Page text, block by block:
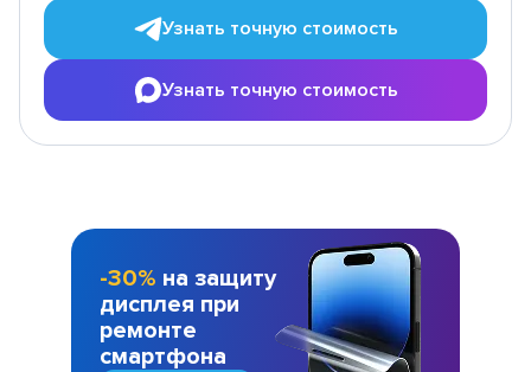
Узнать точную стоимость
Узнать точную стоимость
-30% на защиту
дисплея при
ремонте
смартфона